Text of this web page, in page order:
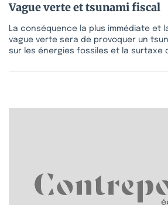
Vague verte et tsunami fiscal
La conséquence la plus immédiate et
vague verte sera de provoquer un
sur les énergies fossiles et la surtaxe